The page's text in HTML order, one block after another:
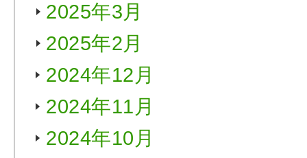
2025年3月
2025年2月
2024年12月
2024年11月
2024年10月